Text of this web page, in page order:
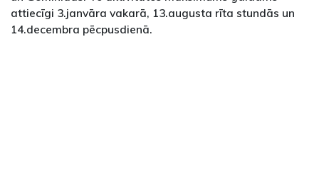
attiecīgi 3.janvāra vakarā, 13.augusta rīta stundās un
14.decembra pēcpusdienā.